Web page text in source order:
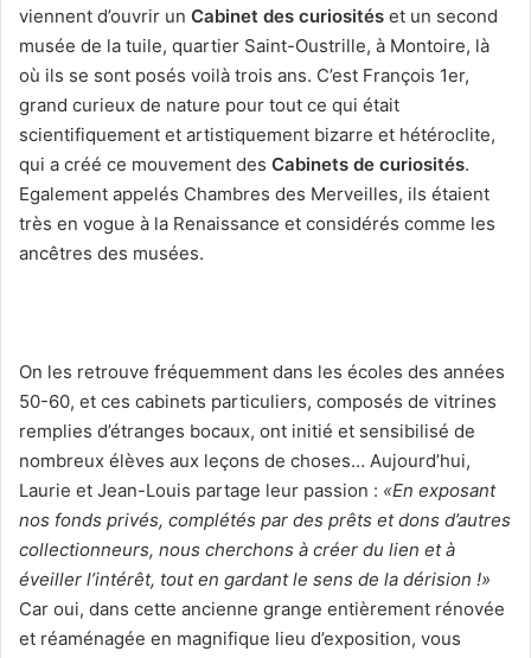
viennent d’ouvrir un Cabinet des curiosités et un second
musée de la tuile, quartier Saint-Oustrille, à Montoire, là
où ils se sont posés voilà trois ans. C’est François 1er,
grand curieux de nature pour tout ce qui était
scientifiquement et artistiquement bizarre et hétéroclite,
qui a créé ce mouvement des Cabinets de curiosités.
Egalement appelés Chambres des Merveilles, ils étaient
très en vogue à la Renaissance et considérés comme les
ancêtres des musées.
On les retrouve fréquemment dans les écoles des années
50-60, et ces cabinets particuliers, composés de vitrines
remplies d’étranges bocaux, ont initié et sensibilisé de
nombreux élèves aux leçons de choses… Aujourd’hui,
Laurie et Jean-Louis partage leur passion : «En exposant
nos fonds privés, complétés par des prêts et dons d’autres
collectionneurs, nous cherchons à créer du lien et à
éveiller l’intérêt, tout en gardant le sens de la dérision !»
Car oui, dans cette ancienne grange entièrement rénovée
et réaménagée en magnifique lieu d’exposition, vous